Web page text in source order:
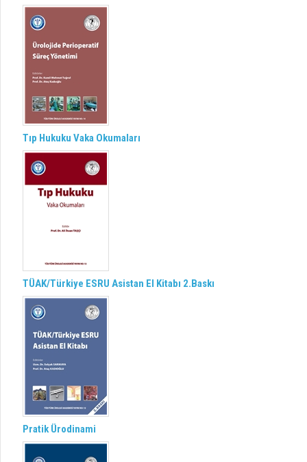
Tıp Hukuku Vaka Okumaları
TÜAK/Türkiye ESRU Asistan El Kitabı 2.Baskı
Pratik Ürodinami